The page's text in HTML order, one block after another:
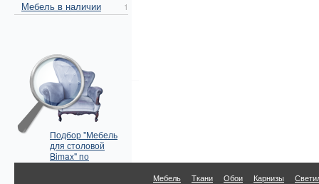
Мебель в наличии 1
Подбор "Мебель
для столовой
Bimax" по
параметрам
Мебель Ткани Обои Карнизы